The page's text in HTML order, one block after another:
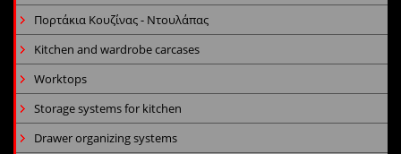
Πορτάκια Κουζίνας - Ντουλάπας
Kitchen and wardrobe carcases
Worktops
Storage systems for kitchen
Drawer organizing systems